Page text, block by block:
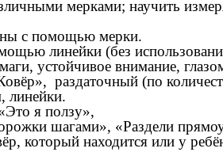
мерками; научить
с помощью мерки.
линейки (без
устойчивое внимание,
раздаточный (по
линейки.
я ползу»,
шагами», «Раздели
который находится или у